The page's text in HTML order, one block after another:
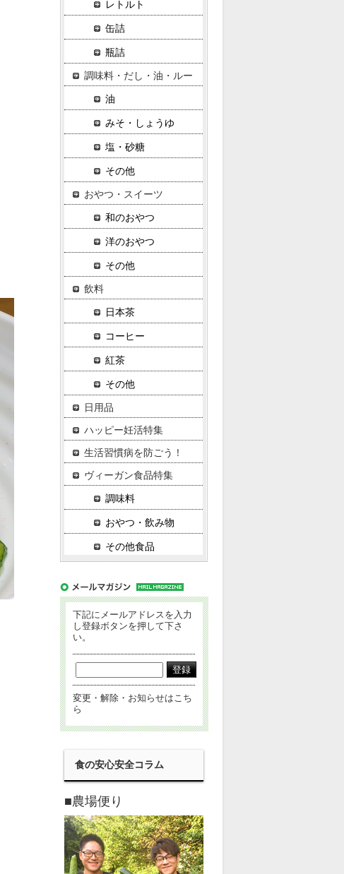
レトルト
缶詰
瓶詰
調味料・だし・油・ルー
油
みそ・しょうゆ
塩・砂糖
その他
おやつ・スイーツ
和のおやつ
洋のおやつ
その他
飲料
日本茶
コーヒー
紅茶
その他
日用品
ハッピー妊活特集
生活習慣病を防ごう！
ヴィーガン食品特集
調味料
おやつ・飲み物
その他食品
下記にメールアドレスを入力
し登録ボタンを押して下さ
い。
変更・解除・お知らせはこち
ら
食の安心安全コラム
■農場便り